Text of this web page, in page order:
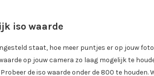
iso waarde
staat, hoe meer puntjes er op jouw
op jouw camera zo laag mogelijk te
de iso waarde onder de 800 te